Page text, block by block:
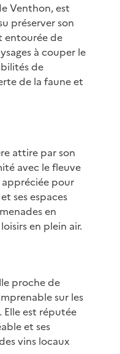
Venthon, est
préserver son
entourée de
à couper le
de
de la faune et
attire par son
avec le fleuve
pour
ses espaces
en
en plein air.
proche de
sur les
est réputée
et ses
vins locaux